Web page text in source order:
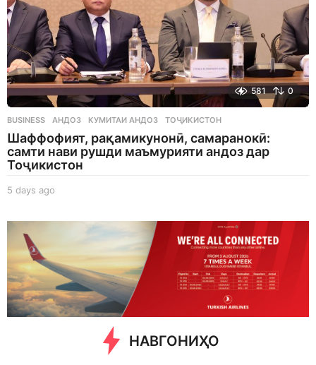
581 0
BUSINESS АНДОЗ ,КУМИТАИ АНДОЗ ,ТОҶИКИСТОН
Шаффофият, рақамикунонӣ, самаранокӣ:
самти нави рушди маъмурияти андоз дар
Тоҷикистон
5 days ago
g
o
НАВГОНИҲО